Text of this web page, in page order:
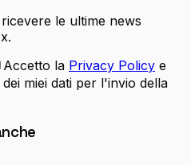
le ultime news
Accetto la Privacy Policy e
miei dati per l'invio della